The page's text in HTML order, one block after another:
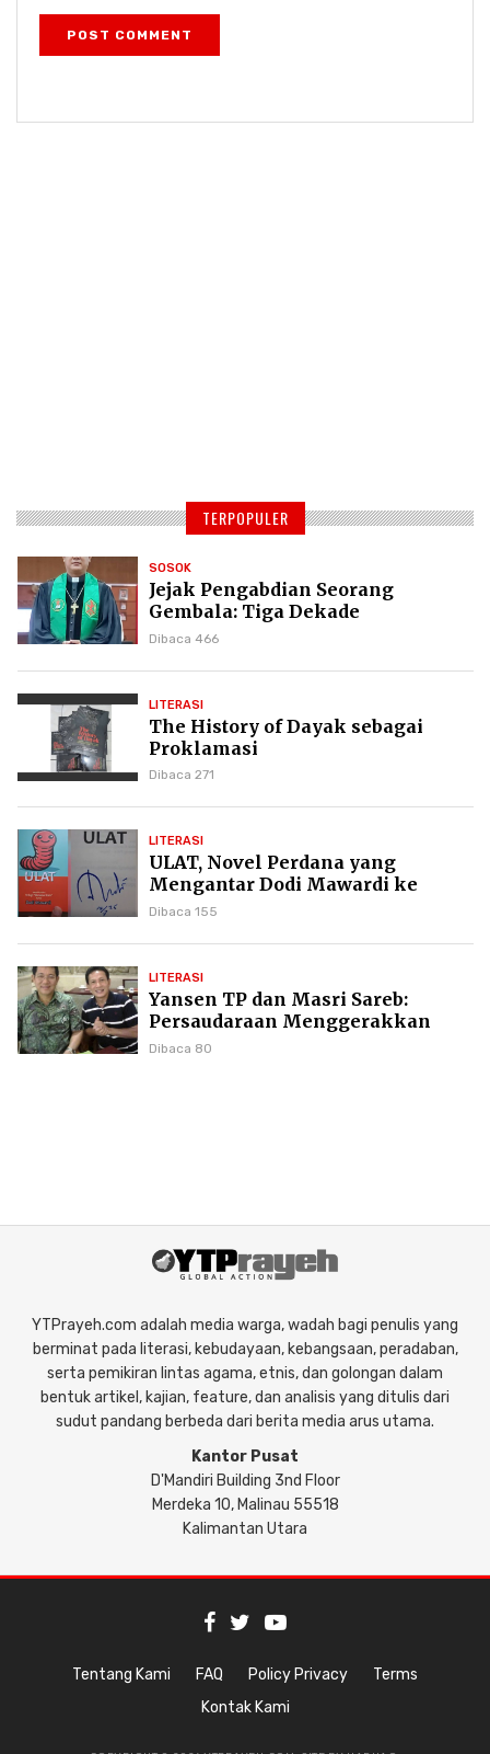
POST COMMENT
TERPOPULER
SOSOK
Jejak Pengabdian Seorang
Gembala: Tiga Dekade
Kepemimpinan Pdt. Dr. Yulius
Dibaca 466
LITERASI
The History of Dayak sebagai
Proklamasi
Dibaca 271
LITERASI
ULAT, Novel Perdana yang
Mengantar Dodi Mawardi ke
Puncak Karier Kepenulisan
Dibaca 155
LITERASI
Yansen TP dan Masri Sareb:
Persaudaraan Menggerakkan
Literasi Borneo
Dibaca 80
YTPrayeh.com adalah media warga, wadah bagi penulis yang
berminat pada literasi, kebudayaan, kebangsaan, peradaban,
serta pemikiran lintas agama, etnis, dan golongan dalam
bentuk artikel, kajian, feature, dan analisis yang ditulis dari
sudut pandang berbeda dari berita media arus utama.
Kantor Pusat
D'Mandiri Building 3nd Floor
Merdeka 10, Malinau 55518
Kalimantan Utara
Tentang Kami FAQ Policy Privacy
Terms
Kontak Kami